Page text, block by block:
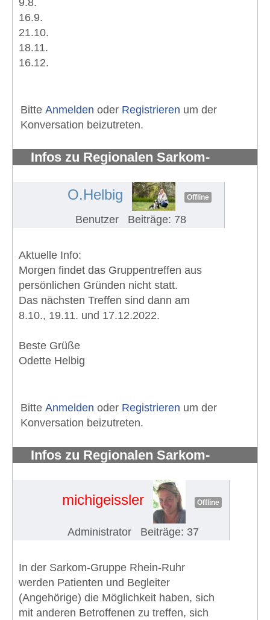
9.8.
16.9.
21.10.
18.11.
16.12.
Bitte Anmelden oder Registrieren um der
Konversation beizutreten.
Infos zu Regionalen Sarkom-
O.Helbig Offline
Benutzer Beiträge: 78
Aktuelle Info:
Morgen findet das Gruppentreffen aus
persönlichen Gründen nicht statt.
Das nächsten Treffen sind dann am
8.10., 19.11. und 17.12.2022.
Beste Grüße
Odette Helbig
Bitte Anmelden oder Registrieren um der
Konversation beizutreten.
Infos zu Regionalen Sarkom-
michigeissler Offline
Administrator Beiträge: 37
In der Sarkom-Gruppe Rhein-Ruhr
werden Patienten und Begleiter
(Angehörige) die Möglichkeit haben, sich
mit anderen Betroffenen zu treffen, sich